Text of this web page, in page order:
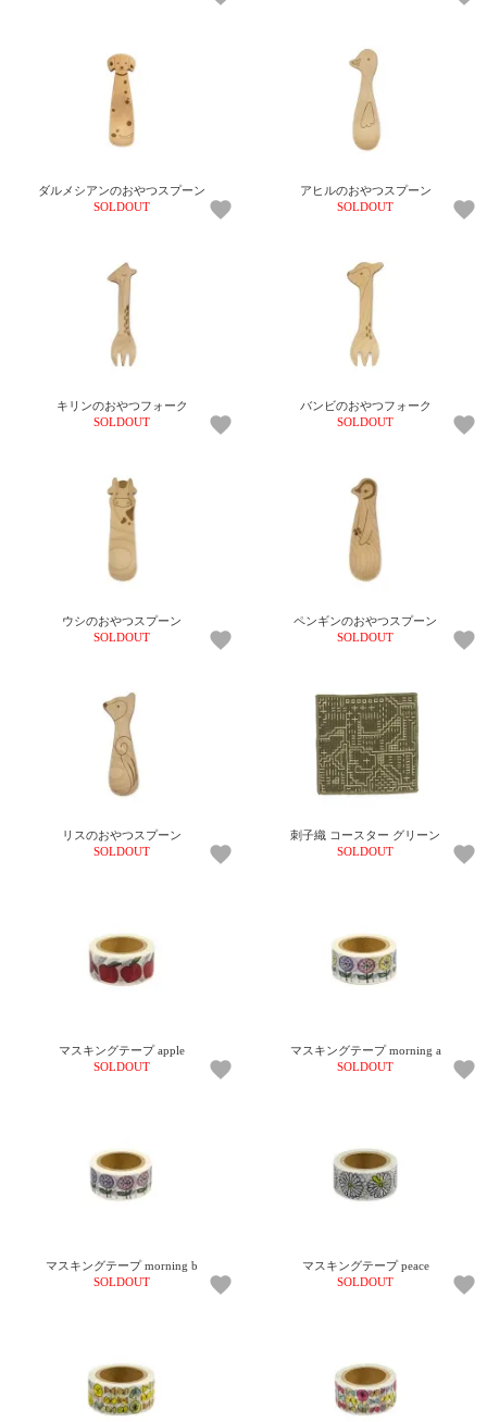
ダルメシアンのおやつスプーン
SOLDOUT
アヒルのおやつスプーン
SOLDOUT
キリンのおやつフォーク
SOLDOUT
バンビのおやつフォーク
SOLDOUT
ウシのおやつスプーン
SOLDOUT
ペンギンのおやつスプーン
SOLDOUT
リスのおやつスプーン
SOLDOUT
刺子織 コースター グリーン
SOLDOUT
マスキングテープ apple
SOLDOUT
マスキングテープ morning a
SOLDOUT
マスキングテープ morning b
SOLDOUT
マスキングテープ peace
SOLDOUT